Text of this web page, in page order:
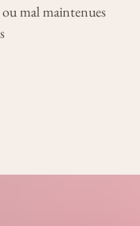
ou mal maintenues